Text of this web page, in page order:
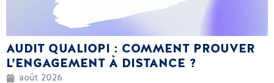
AUDIT QUALIOPI : COMMENT PROUVER
L’ENGAGEMENT À DISTANCE ?
août 2026